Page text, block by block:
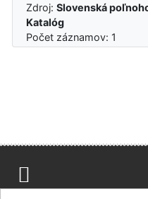
Zdroj:Slovenská
Katalóg
Počet záznamov: 1